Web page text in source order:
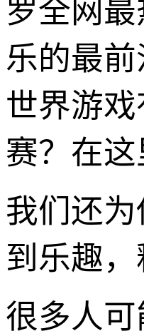
罗全网
乐的最
世界游
赛？在
我们还
到乐趣，
很多人